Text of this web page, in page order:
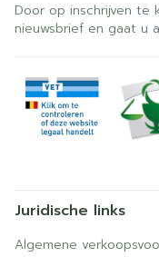
Door op inschrijven te
nieuwsbrief en gaat u
Juridische links
Algemene